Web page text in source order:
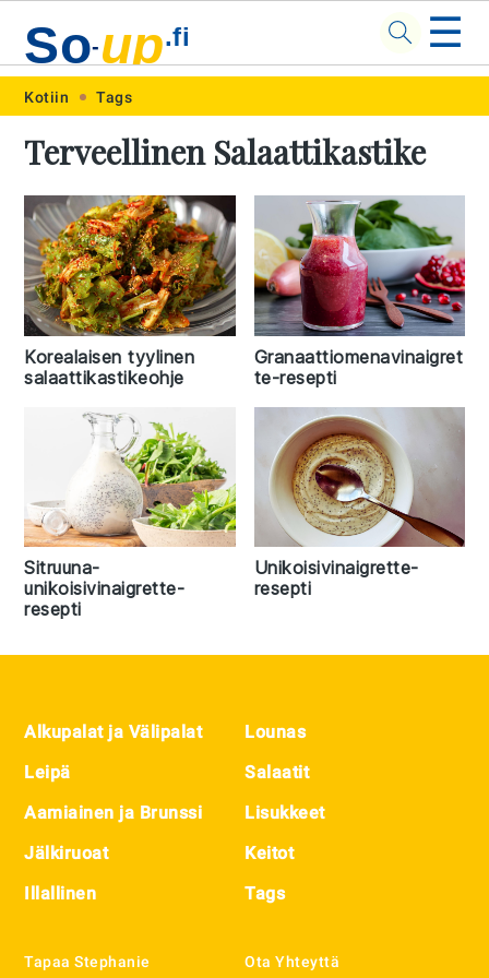
Skip
primary
navigation
Skip
main
content
Skip
primary
sidebar
Skip
footer
So-up.fi ☰
Kotiin Tags
Terveellinen Salaattikastike
Korealaisen tyylinen
salaattikastikeohje
Granaattiomenavinaigret
te-resepti
Sitruuna-
unikoisivinaigrette-
resepti
Unikoisivinaigrette-
resepti
Footer
Alkupalat ja Välipalat
Leipä
Aamiainen ja Brunssi
Jälkiruoat
Illallinen
Lounas
Salaatit
Lisukkeet
Keitot
Tags
Tapaa Stephanie Ota Yhteyttä